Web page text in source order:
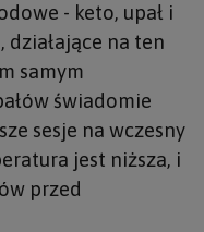
- keto, upał i
działające na ten
samym
świadomie
sesje na wczesny
jest niższa, i
przed